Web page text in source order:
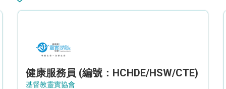
健康服務員 (編號：HCHDE/HSW/CTE)
基督教靈實協會